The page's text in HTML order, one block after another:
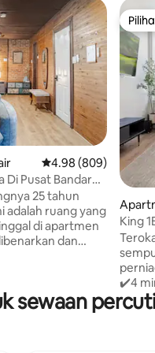
7 ulasan
Penarafan purata
4.98 (809)
Di Pusat Bandar
25 tahun
adalah ruang yang
di apartmen
dan
restoran, bar,
yang sangat
King
✔️4
sewaan